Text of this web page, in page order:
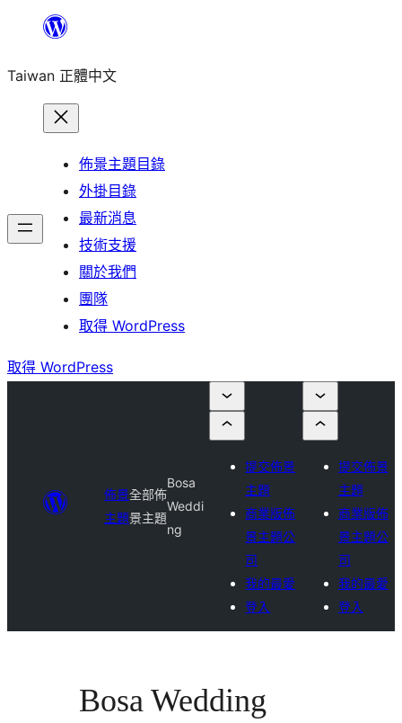
主
Taiwan 正體中文
佈景主題目錄
外掛目錄
最新消息
技術支援
關於我們
團隊
取得 WordPress
取得 WordPress
佈景
主題
全部佈
景主題
Bosa
Weddi
ng
提交佈景
主題
商業版佈
景主題公
司
我的最愛
登入
提交佈景
主題
商業版佈
景主題公
司
我的最愛
登入
Bosa Wedding